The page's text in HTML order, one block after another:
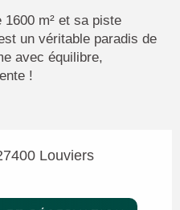
m² et sa piste
un véritable paradis de
avec équilibre,
!
Louviers